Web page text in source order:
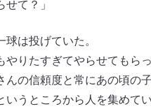
せて？」
球は投げていた。
やりたすぎてやらせてもら
んの信頼度と常にあの頃の
いうところから人を集めて